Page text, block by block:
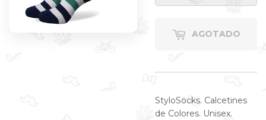
AGOTADO
StyloSocks. Calcetines
de Colores. Unisex.